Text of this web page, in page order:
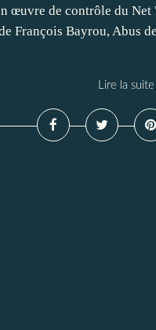
œuvre de contrôle du
François Bayrou, Abus
Lire la suite